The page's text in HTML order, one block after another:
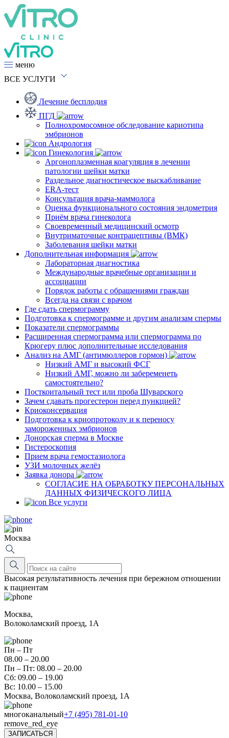
меню
ВСЕ УСЛУГИ
Лечение бесплодия
ПГД
Полнохромосомное обследование кариотипа
эмбрионов
Андрология
Гинекология
Аргоноплазменная коагуляция в лечении
патологии шейки матки
Раздельное диагностическое выскабливание
ERA-тест
Консультация врача-маммолога
Оценка функционального состояния эндометрия
Приём врача гинеколога
Своевременный медицинский осмотр
Внутриматочные контрацептивы (ВМК)
Заболевания шейки матки
Дополнительная информация
Лабораторная диагностика
Международные врачебные организации и
ассоциации
Порядок работы с обращениями граждан
Всегда на связи с врачом
Где сдать спермограмму
Подготовка к спермограмме и другим анализам спермы
Показатели спермограммы
Расширенная спермограмма или спермограмма по
Крюгеру плюс дополнительные исследования
Анализ на АМГ (антимюллеров гормон)
Низкий АМГ и высокий ФСГ
Низкий АМГ, можно ли забеременеть
самостоятельно?
Посткоитальный тест или проба Шуварского
Зачем сдавать прогестерон перед пункцией?
Криоконсервация
Подготовка к криопротоколу и к переносу
замороженных эмбрионов
Донорская сперма в Москве
Гистероскопия
Прием врача гемостазиолога
УЗИ молочных желёз
Заявка донора
СОГЛАСИЕ НА ОБРАБОТКУ ПЕРСОНАЛЬНЫХ
ДАННЫХ ФИЗИЧЕСКОГО ЛИЦА
Все услуги
Москва
Высокая результативность лечения при бережном отношении
к пациентам
Москва,
Волоколамский проезд, 1А
Пн – Пт
08.00 – 20.00
Пн – Пт: 08.00 – 20.00
Сб: 09.00 – 19.00
Вс: 10.00 – 15.00
Москва, Волоколамский проезд, 1А
многоканальный+7 (495) 781-01-10
remove_red_eye
ЗАПИСАТЬСЯ